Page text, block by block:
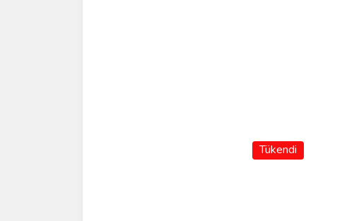
Tükendi